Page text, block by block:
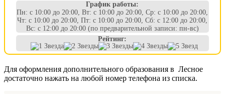
График работы:
Пн: с 10:00 до 20:00, Вт: с 10:00 до 20:00, Ср: с 10:00 до 20:00,
Чт: с 10:00 до 20:00, Пт: с 10:00 до 20:00, Сб: с 12:00 до 20:00,
Вс: с 12:00 до 20:00 (по предварительной записи: пн-вс)
Рейтинг:
Для оформления дополнительного образования в Лесное
достаточно нажать на любой номер телефона из списка.